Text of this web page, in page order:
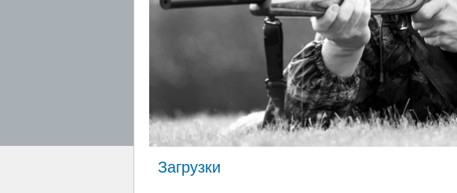
Загрузки